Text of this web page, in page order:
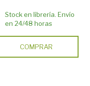
Stock en librería. Envío
en 24/48 horas
COMPRAR